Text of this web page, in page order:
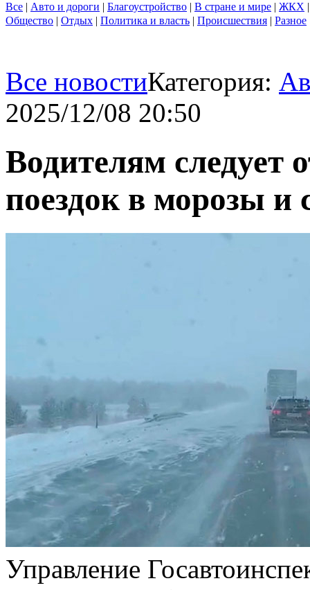
Все | Авто и дороги | Благоустройство | В стране и мире | ЖКХ
Общество | Отдых | Политика и власть | Происшествия | Разное
Все новостиКатегория:
2025/12/08 20:50
Водителям следует
поездок в морозы и
Управление